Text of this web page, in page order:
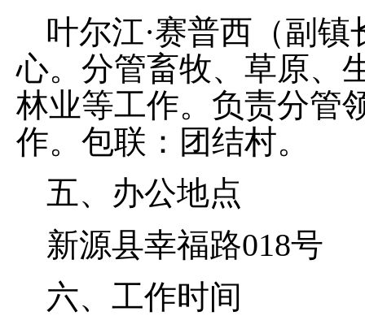
叶尔江·赛普西 （副
心。分管畜牧、草原、
林业等工作。 负责分管
作。包联：团结村。
五、办公地点
新源县幸福路018号
六、工作时间